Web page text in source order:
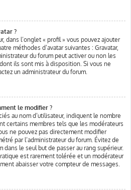
?
dans l’onglet « profil » vous pouvez ajouter
méthodes d’avatar suivantes : Gravatar,
du forum peut activer ou non les
ils sont mis à disposition. Si vous ne
un administrateur du forum.
le modifier ?
au nom d’utilisateur, indiquent le nombre
certains membres tels que les modérateurs
ne pouvez pas directement modifier
par l’administrateur du forum. Évitez de
dans le seul but de passer au rang supérieur.
est rarement tolérée et un modérateur
abaisser votre compteur de messages.